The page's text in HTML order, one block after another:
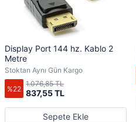
Display Port 144 hz. Kablo 2
Metre
Stoktan Aynı Gün Kargo
%22 837,55 TL
1.076,85 TL
Sepete Ekle